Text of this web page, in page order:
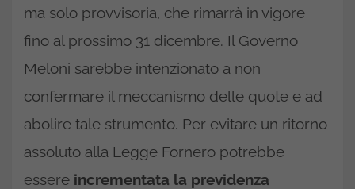
ma solo provvisoria, che rimarrà in vigore
fino al prossimo 31 dicembre. Il Governo
Meloni sarebbe intenzionato a non
confermare il meccanismo delle quote e ad
abolire tale strumento. Per evitare un ritorno
assoluto alla Legge Fornero potrebbe
essere incrementata la previdenza